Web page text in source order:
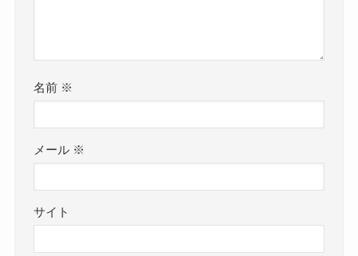
名前 ※
メール ※
サイト